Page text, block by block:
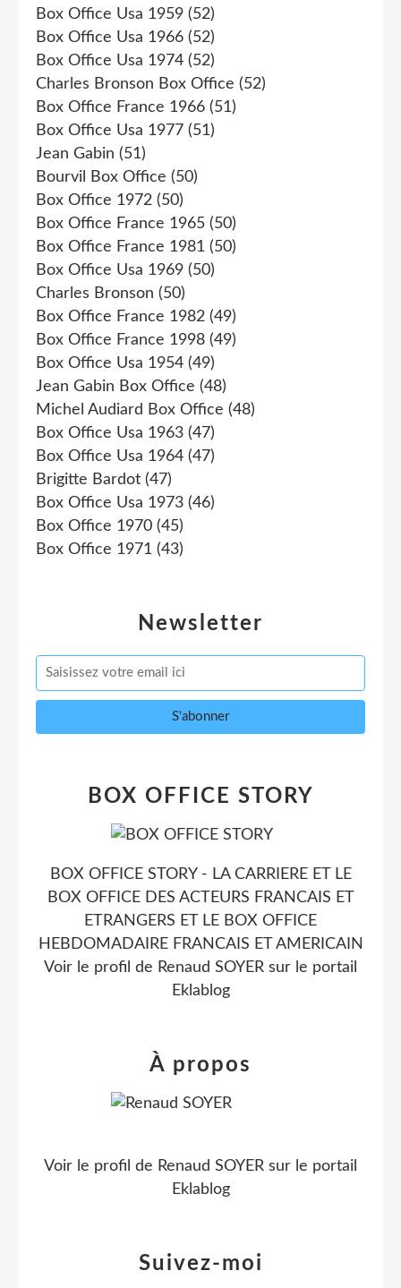
Newsletter
Box Office Usa 1959 (52)
Box Office Usa 1966 (52)
Box Office Usa 1974 (52)
Charles Bronson Box Office (52)
Box Office France 1966 (51)
Box Office Usa 1977 (51)
Jean Gabin (51)
Bourvil Box Office (50)
Box Office 1972 (50)
Box Office France 1965 (50)
Box Office France 1981 (50)
Box Office Usa 1969 (50)
Charles Bronson (50)
Box Office France 1982 (49)
Box Office France 1998 (49)
Box Office Usa 1954 (49)
Jean Gabin Box Office (48)
Michel Audiard Box Office (48)
Box Office Usa 1963 (47)
Box Office Usa 1964 (47)
Brigitte Bardot (47)
Box Office Usa 1973 (46)
Box Office 1970 (45)
Box Office 1971 (43)
BOX OFFICE STORY
BOX OFFICE STORY - LA CARRIERE ET LE
BOX OFFICE DES ACTEURS FRANCAIS ET
ETRANGERS ET LE BOX OFFICE
HEBDOMADAIRE FRANCAIS ET AMERICAIN
Voir le profil de Renaud SOYER sur le portail
Eklablog
Suivez-moi
À propos
Voir le profil de Renaud SOYER sur le portail
Eklablog